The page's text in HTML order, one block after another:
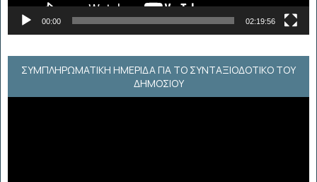
00:00 02:19:56
ΣΥΜΠΛΗΡΩΜΑΤΙΚΗ ΗΜΕΡΙΔΑ ΓΙΑ ΤΟ ΣΥΝΤΑΞΙΟΔΟΤΙΚΟ ΤΟΥ
ΔΗΜΟΣΙΟΥ